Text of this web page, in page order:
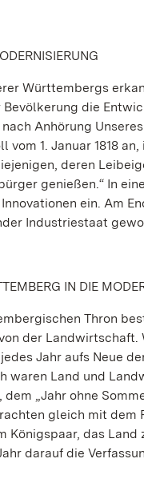
Württembergs
die
nach Anhörung
1. Januar 1818
deren
genießen.“ In
ein. Am
Industriestaat
IN DIE
Thron
der
Jahr aufs Neue
waren Land und
„Jahr ohne
gleich mit dem
Königspaar, das Land
darauf die